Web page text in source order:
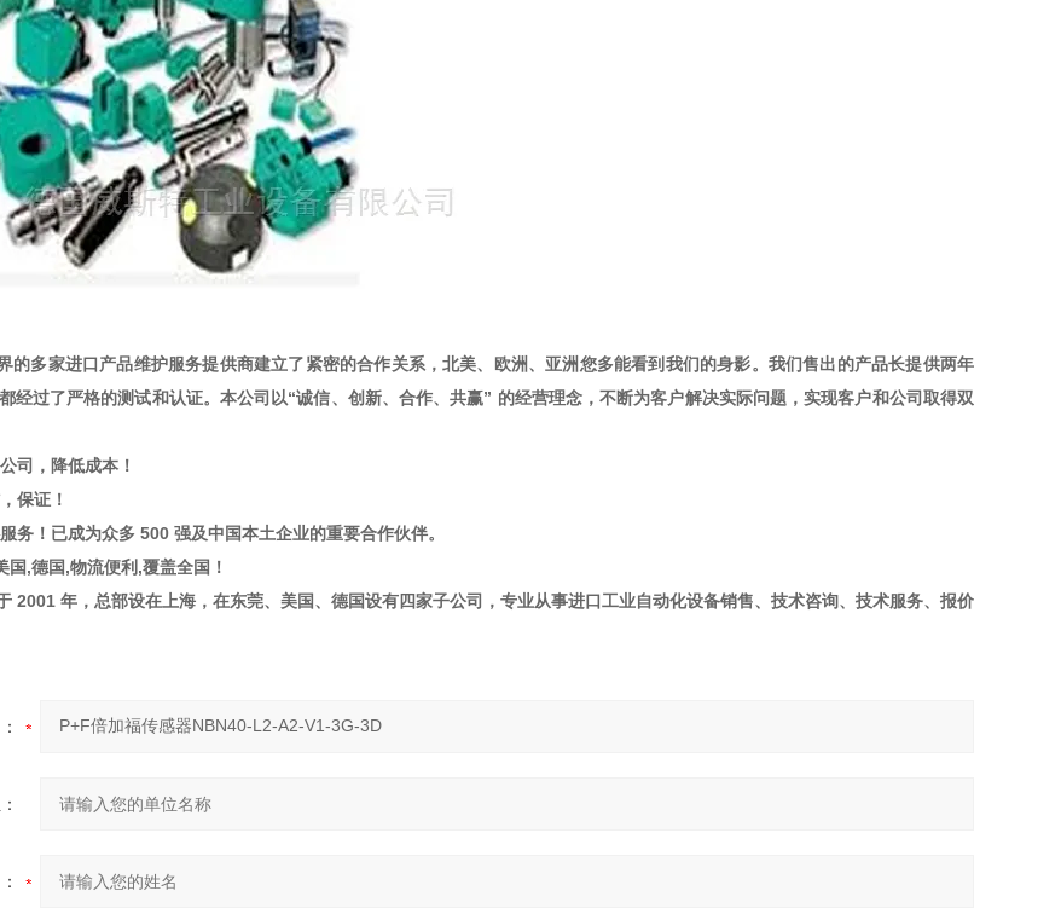
的多家进口产品维护服务提供商建立了紧密的合作关系，北美、欧洲、亚洲您多能看到我们的身影。我们售出的产品长提供两年
经过了严格的测试和认证。本公司以“诚信、创新、合作、共赢” 的经营理念，不断为客户解决实际问题，实现客户和公司取得双
司，降低成本！
保证！
务！已成为众多 500 强及中国本土企业的重要合作伙伴。
国,德国,物流便利,覆盖全国！
2001 年，总部设在上海，在东莞、美国、德国设有四家子公司，专业从事进口工业自动化设备销售、技术咨询、技术服务、报价